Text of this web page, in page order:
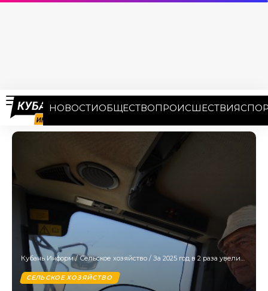
НОВОСТИОБЩЕСТВОПРОИСШЕСТВИЯ
Кубань Информ/ Сельское хозяйство / За 2025 год в 2 раза увеличилось число вакансий для аграриев на Кубани
СЕЛЬСКОЕ ХОЗЯЙСТВО